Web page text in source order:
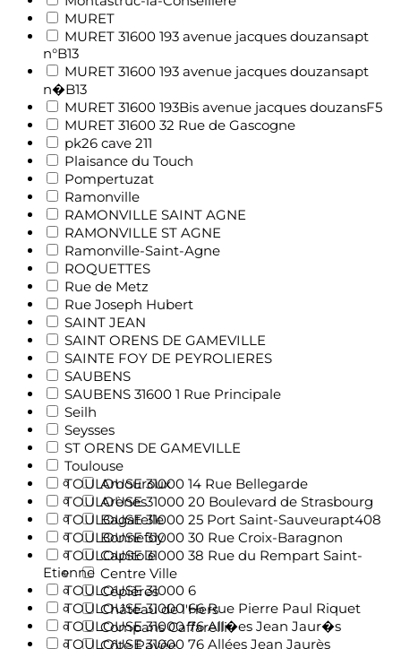
MURET
MURET 31600 193 avenue jacques douzansapt
n°B13
MURET 31600 193 avenue jacques douzansapt
n�B13
MURET 31600 193Bis avenue jacques douzansF5
MURET 31600 32 Rue de Gascogne
pk26 cave 211
Plaisance du Touch
Pompertuzat
Ramonville
RAMONVILLE SAINT AGNE
RAMONVILLE ST AGNE
Ramonville-Saint-Agne
ROQUETTES
Rue de Metz
Rue Joseph Hubert
SAINT JEAN
SAINT ORENS DE GAMEVILLE
SAINTE FOY DE PEYROLIERES
SAUBENS
SAUBENS 31600 1 Rue Principale
Seilh
Seysses
ST ORENS DE GAMEVILLE
Toulouse
Amouroux
Arènes
Bagatelle
Bonnefoy
Capitole
Centre Ville
Cépières
Château de l'Hers
Compans Caffarelli
Côte Pavée
TOULOUSE 31000 14 Rue Bellegarde
TOULOUSE 31000 20 Boulevard de Strasbourg
TOULOUSE 31000 25 Port Saint-Sauveurapt408
TOULOUSE 31000 30 Rue Croix-Baragnon
TOULOUSE 31000 38 Rue du Rempart Saint-
Etienne
TOULOUSE 31000 6
TOULOUSE 31000 66 Rue Pierre Paul Riquet
TOULOUSE 31000 76 All�es Jean Jaur�s
TOULOUSE 31000 76 Allées Jean Jaurès